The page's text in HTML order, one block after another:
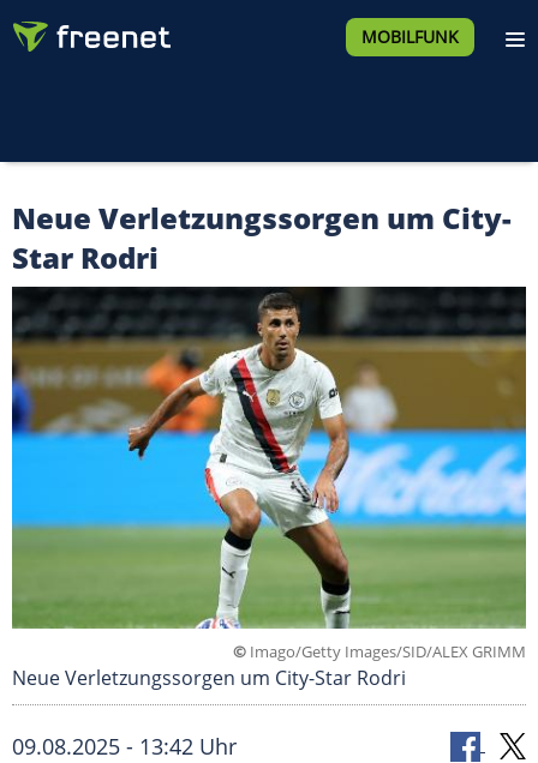
MOBILFUNK
Neue Verletzungssorgen um City-
Star Rodri
© Imago/Getty Images/SID/ALEX GRIMM
Neue Verletzungssorgen um City-Star Rodri
09.08.2025 - 13:42 Uhr